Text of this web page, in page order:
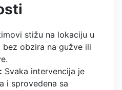
stižu na lokaciju u
bez obzira na gužve ili
Svaka intervencija je
i sprovedena sa